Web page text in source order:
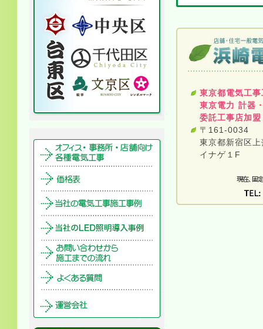
東京都電気工
東京電力 計器
委託工事店加盟
〒161-0034
東京都新宿区
イナゲ１F